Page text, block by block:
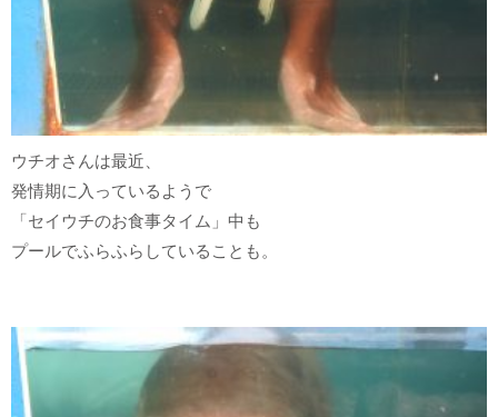
ウチオさんは最近、
発情期に入っているようで
「セイウチのお食事タイム」中も
プールでふらふらしていることも。